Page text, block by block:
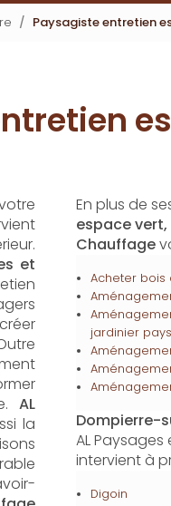
Paysagiste entretien
et
AL
la
En plus de
espace vert,
Chauffage
Acheter bois
jardinier
Dompierre-
AL
intervient à
Digoin